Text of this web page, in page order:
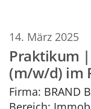
14. März 2025
Praktikum
(m/w/d) im
Firma: BRAND